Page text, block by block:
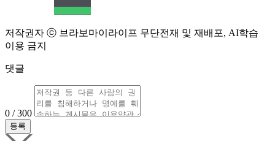
저작권자 ⓒ 브라보마이라이프 무단전재 및 재배포, AI학습
이용 금지
댓글
0 / 300